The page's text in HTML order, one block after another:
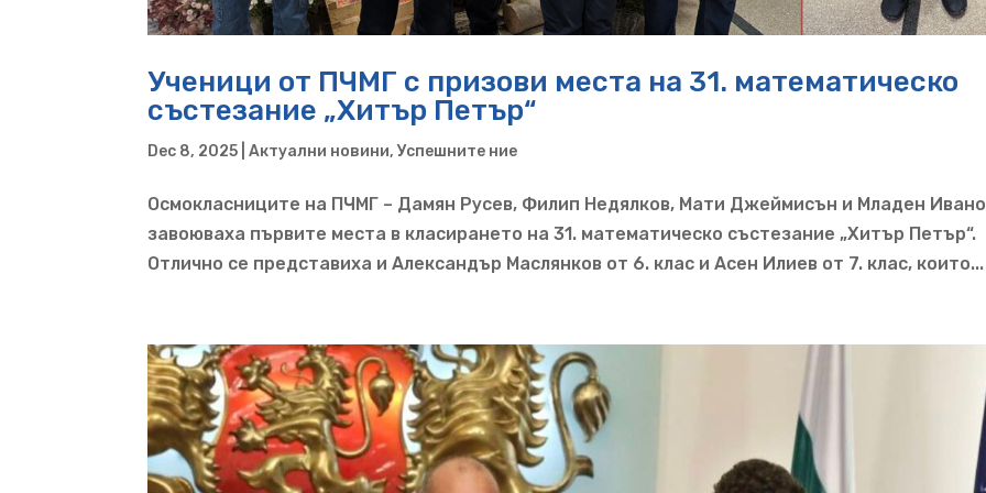
Ученици от ПЧМГ с призови места на 31. математическо
състезание „Хитър Петър“
Dec 8, 2025 |Актуални новини,Успешните ние
Осмокласниците на ПЧМГ – Дамян Русев, Филип Недялков, Мати Джеймисън и Младен
завоюваха първите места в класирането на 31. математическо състезание „Хитър Петър“.
Отлично се представиха и Александър Маслянков от 6. клас и Асен Илиев от 7. клас, които...